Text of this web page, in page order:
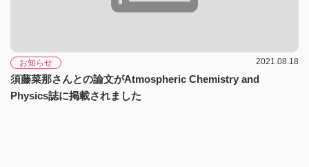
お知らせ 2021.08.18
須藤菜那さんとの論文がAtmospheric Chemistry and
Physics誌に掲載されました